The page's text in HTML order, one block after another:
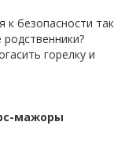
к безопасности так
горелку и
мажоры